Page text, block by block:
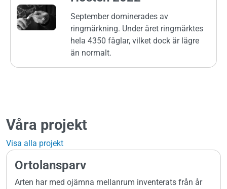
September dominerades av
ringmärkning. Under året ringmärktes
hela 4350 fåglar, vilket dock är lägre
än normalt.
Våra projekt
Visa alla projekt
Ortolansparv
Arten har med ojämna mellanrum inventerats från år